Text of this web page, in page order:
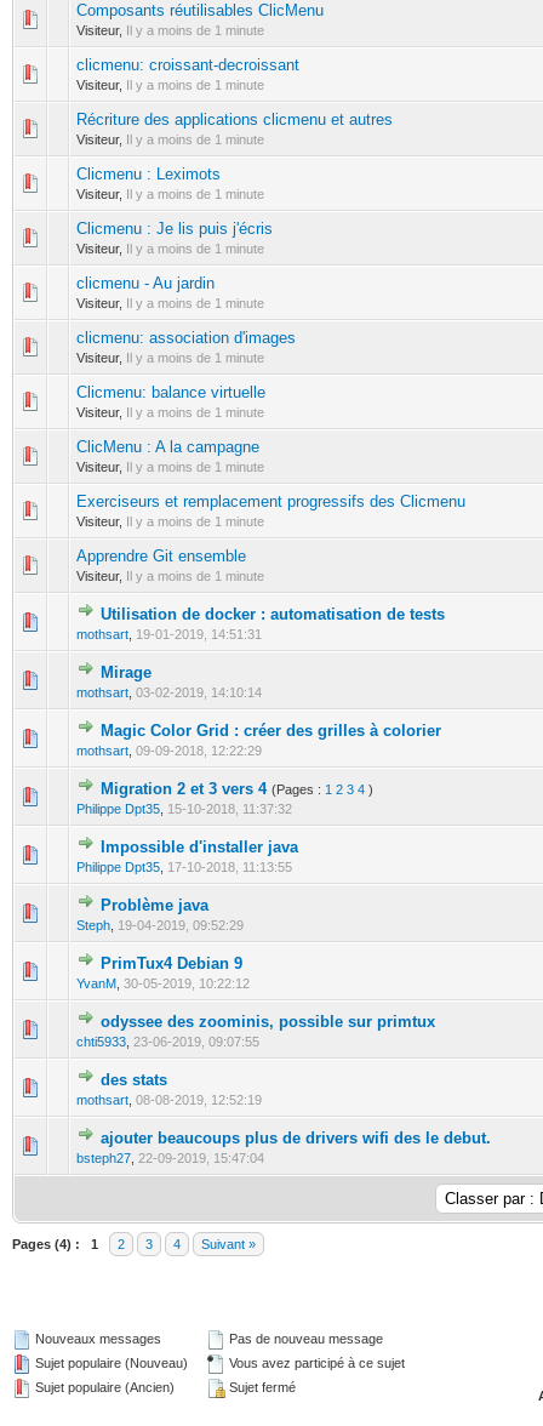
Composants réutilisables ClicMenu
Visiteur, Il y a moins de 1 minute
0 Votes - 0 sur 5 en moyenne
12345
clicmenu: croissant-decroissant
Visiteur, Il y a moins de 1 minute
0 Votes - 0 sur 5 en moyenne
1234 5
Récriture des applications clicmenu et autres
Visiteur, Il y a moins de 1 minute
0 Votes - 0 sur 5 en moyenne
1 2345
Clicmenu : Leximots
Visiteur, Il y a moins de 1 minute
0 Votes - 0 sur 5 en moyenne
Clicmenu : Je lis puis j'écris
Visiteur, Il y a moins de 1 minute
0 Votes - 0 sur 5 en moyenne
123
clicmenu - Au jardin
Visiteur, Il y a moins de 1 minute
0 Votes - 0 sur 5 en moyenne
clicmenu: association d'images
Visiteur, Il y a moins de 1 minute
0 Votes - 0 sur 5 en moyenne
12345
Clicmenu: balance virtuelle
Visiteur, Il y a moins de 1 minute
0 Votes - 0 sur 5 en moyenne
12
ClicMenu : A la campagne
Visiteur, Il y a moins de 1 minute
0 Votes - 0 sur 5 en moyenne
1
Exerciseurs et remplacement progressifs des Clicmenu
Visiteur, Il y a moins de 1 minute
0 Votes - 0 sur 5 en moyenne
12345
Apprendre Git ensemble
Visiteur, Il y a moins de 1 minute
0 Votes - 0 sur 5 en moyenne
Utilisation de docker : automatisation de tests
mothsart 19-01-2019, 14:51:31
0 Votes - 0 sur 5 en moyenne
1 2 345
Mirage
mothsart 03-02-2019, 14:10:14
0 Votes - 0 sur 5 en moyenne
Magic Color Grid : créer des grilles à colorier
mothsart 09-09-2018, 12:22:29
0 Votes - 0 sur 5 en moyenne
123 45
Migration 2 et 3 vers 4 (Pages : 1 2 3 4 )
Philippe Dpt35 15-10-2018, 11:37:32
0 Votes - 0 sur 5 en moyenne
12 345
Impossible d'installer java
Philippe Dpt35 17-10-2018, 11:13:55
0 Votes - 0 sur 5 en moyenne
1 2345
Problème java
Steph 19-04-2019, 09:52:29
0 Votes - 0 sur 5 en moyenne
PrimTux4 Debian 9
YvanM 30-05-2019, 10:22:12
0 Votes - 0 sur 5 en moyenne
odyssee des zoominis, possible sur primtux
chti5933 23-06-2019, 09:07:55
0 Votes - 0 sur 5 en moyenne
123 45
des stats
mothsart 08-08-2019, 12:52:19
0 Votes - 0 sur 5 en moyenne
ajouter beaucoups plus de drivers wifi des le debut.
bsteph27 22-09-2019, 15:47:04
0 Votes - 0 sur 5 en moyenne
123 45
Pages (4) : 1 2 3 4 Suivant »
Nouveaux messages
Sujet populaire (Nouveau)
Sujet populaire (Ancien)
Pas de nouveau message
Vous avez participé à ce sujet
Sujet fermé